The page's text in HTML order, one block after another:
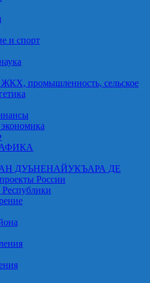
и спорт
ЖКХ, промышленность, сельское
ДУЬНЕНАЙУКЪАРА ДЕ
России